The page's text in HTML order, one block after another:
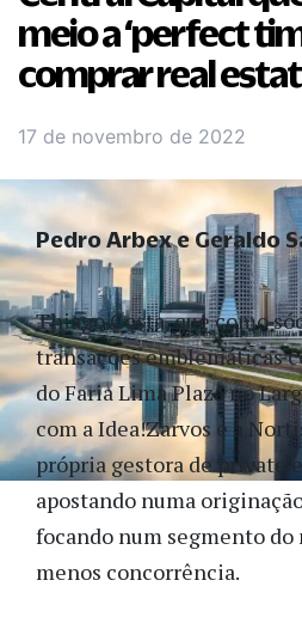
meio a ‘perfect
comprar real
17 de novembro de 2022
Thiago Costa, que como
transações emblemáticas
do Faria Lima Plaza no
com a Idea!Zarvos e a
própria gestora de private
apostando numa
focando num segmento do
menos concorrência.
Pedro Arbex e Geraldo